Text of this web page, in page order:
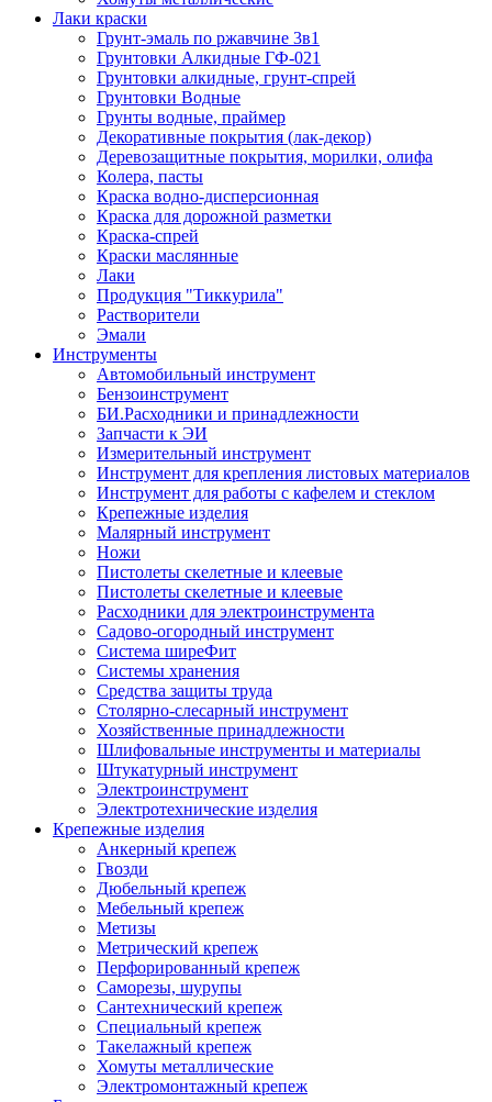
Лаки краски
Грунт-эмаль по ржавчине 3в1
Грунтовки Алкидные ГФ-021
Грунтовки алкидные, грунт-спрей
Грунтовки Водные
Грунты водные, праймер
Декоративные покрытия (лак-декор)
Деревозащитные покрытия, морилки, олифа
Колера, пасты
Краска водно-дисперсионная
Краска для дорожной разметки
Краска-спрей
Краски маслянные
Лаки
Продукция "Тиккурила"
Растворители
Эмали
Инструменты
Автомобильный инструмент
Бензоинструмент
БИ.Расходники и принадлежности
Запчасти к ЭИ
Измерительный инструмент
Инструмент для крепления листовых материалов
Инструмент для работы с кафелем и стеклом
Крепежные изделия
Малярный инструмент
Ножи
Пистолеты скелетные и клеевые
Пистолеты скелетные и клеевые
Расходники для электроинструмента
Садово-огородный инструмент
Система ширеФит
Системы хранения
Средства защиты труда
Столярно-слесарный инструмент
Хозяйственные принадлежности
Шлифовальные инструменты и материалы
Штукатурный инструмент
Электроинструмент
Электротехнические изделия
Крепежные изделия
Анкерный крепеж
Гвозди
Дюбельный крепеж
Мебельный крепеж
Метизы
Метрический крепеж
Перфорированный крепеж
Саморезы, шурупы
Сантехнический крепеж
Специальный крепеж
Такелажный крепеж
Хомуты металлические
Электромонтажный крепеж